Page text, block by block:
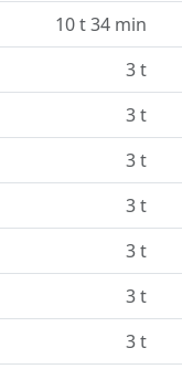
10 t 34 min
3 t
3 t
3 t
3 t
3 t
3 t
3 t